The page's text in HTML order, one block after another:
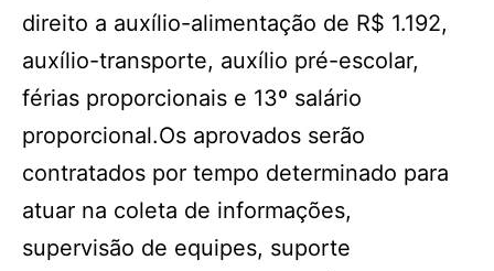
direito a auxílio-alimentação de R$ 1.192,
auxílio-transporte, auxílio pré-escolar,
férias proporcionais e 13º salário
proporcional.Os aprovados serão
contratados por tempo determinado para
atuar na coleta de informações,
supervisão de equipes, suporte